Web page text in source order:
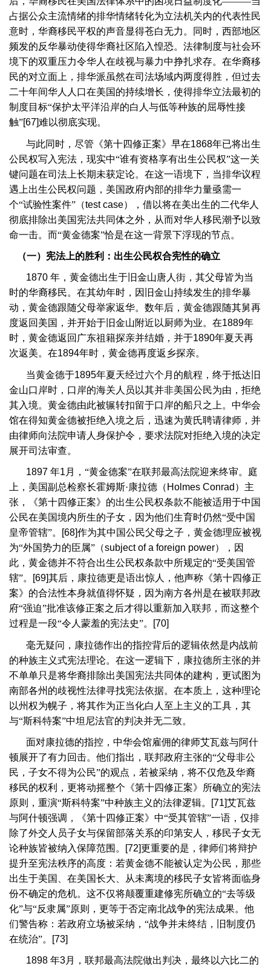
占据公众主流情绪的排华情绪转化为立法机关内的代表性民
意时，华裔移民平权的声音显得苍白无力。同时，西部地区
频发的反华暴动使得华裔社区陷入惶恐。法律制度与社会环
境下的双重压力令华人在歧视与暴力中挣扎求存。在华裔移
民的对立面上，排华派虽然在司法场域内两度得胜，但过去
二十年间华人人口在美国的持续增长，使得排华立法最初的
制度目标“保护太平洋沿岸的白人与低等种族的屈辱性接
触”[67]难以彻底实现。
与此同时，尽管《第十四修正案》早在1868年已将出生
公民权写入宪法，现实中“谁有资格享有出生公民权”这一关
键问题在司法上长期未获定论。在这一语境下，当排华议程
遇上出生公民权问题，美国政府内部的排华力量亟需一
个“试验性案件”（test case），借以将在美出生的二代华人
彻底排除出美国宪法共同体之外，从而对华人移民潮予以致
命一击。而“黄金德案”恰是在这一背景下浮现的节点。
（一）宪法上的胜利：出生公民权合宪性的确立
1870 年，黄金德出生于旧金山唐人街，其父母皆为当
时的华裔移民。在其幼年时，因旧金山持续发生的排华暴
动，黄金德跟随父母举家返华。数年后，黄金德跟随其舅再
度返回美国，并开始于旧金山附近以厨师为业。在1889年
时，黄金德返回广东祖籍探亲并结婚，并于1890年夏天再
次返美。在1894年时，黄金德再度返乡探亲。
当黄金德于1895年夏天经过六个月的航程，终于抵达旧
金山口岸时，口岸的海关人员以其并非美国公民为由，拒绝
其入境。黄金德由此被辗转扣留于口岸的船只之上。中华会
馆在得知黄金德被拒绝入境之后，迅速为黄氏聘请律师，并
由律师向法院申请人身保护令，要求法院对拒绝入境的决定
展开司法审查。
1897 年1 月，“黄金德案”在联邦最高法院迎来终审。庭
上，美国副总检察长霍姆斯·康拉德（ Holmes Conrad ）主
张，《第十四修正案》的出生公民权条款不能被适用于中国
公民在美国境内所生的子女，因为他们生育时仍然“受中国
皇帝管辖”。
[68]作为其中国公民父母之子，黄金德理应被视
为“外国势力的臣属”（subject of a foreign power），因
此，黄金德并不符合出生公民权条款中所规定的“受美国管
辖”。
[69]其后，康拉德更是语出惊人，他声称《第十四修正
案》的合法性本身就值得怀疑，因为南方各州是在被联邦政
府“强迫”批准该修正案之后才得以重新加入联邦，而这整个
过程是一段“令人蒙羞的宪法史”。
[70]
毫无疑问，康拉德作出的指控背后的逻辑依然是内战前
的种族主义式宪法理论。在这一逻辑下，康拉德所主张的并
不单单只是将华裔排除出美国宪法共同体的建构，更试图为
南部各州的歧视性法律寻找宪法依据。在本质上，这种理论
以州权为幌子，将其作为正当化白人至上主义的工具，其
与“斯科特案”中坦尼法官的判决并无二致。
面对康拉德的指控，中华会馆雇佣的律师艾瓦兹与阿什
顿展开了有力回击。他们指出，联邦政府主张的“父母非公
民，子女不得为公民”的观点，若被采纳，将不仅危及华裔
移民的权利，更将动摇整个《第十四修正案》所确立的宪法
原则，重演“斯科特案”中种族主义的法律逻辑。
[71]艾瓦兹
与阿什顿强调，《第十四修正案》中“受其管辖”一语，仅排
除了外交人员子女与保留部落关系的印第安人，移民子女无
论种族皆被纳入保障范围。
[72]更重要的是，律师们将辩护
提升至宪法秩序的高度：若黄金德不能被认定为公民，那些
出生于美国、在美国长大、从未离境的移民子女皆将面临身
份不确定的危机。这不仅将颠覆重建修宪所确立的“去等级
化”与“反隶属”原则，更等于否定南北战争的宪法成果。他
们警告称：若政府立场被采纳，“战争并未终结，旧制度仍
在统治”。
[73]
1898 年3月，联邦最高法院做出判决，最终以六比二的